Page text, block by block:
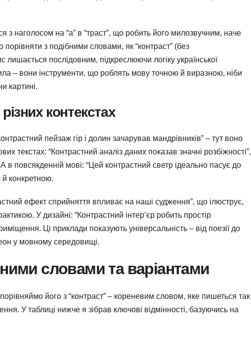
з наголосом на “а” в “траст”, що робить його милозвучним, наче
з подібними словами, як “контраст” (без
лишається послідовним, підкреслюючи логіку української
– вони інструменти, що роблять мову точною й виразною, ніби
картині.
контекстах
пейзаж гір і долин зачарував мандрівників” – тут воно
текстах: “Контрастний аналіз даних показав значні розбіжності”,
в повсякденній мові: “Цей контрастний светр ідеально пасує до
й конкретною.
ефект сприйняття впливає на наші судження”, що ілюструє,
У дизайні: “Контрастний інтер’єр робить простір
Ці приклади показують універсальність – від поезії до
у мовному середовищі.
словами та варіантами
його з “контраст” – кореневим словом, яке пишеться так
У таблиці нижче я зібрав ключові відмінності, базуючись на